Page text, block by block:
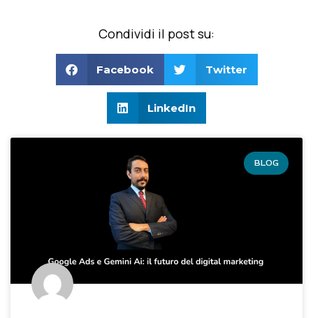
Condividi il post su:
Facebook Twitter
LinkedIn
BLOG